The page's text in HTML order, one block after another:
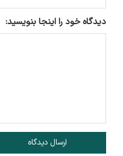
دیدگاه خود را اینجا بنویسید:
ارسال دیدگاه